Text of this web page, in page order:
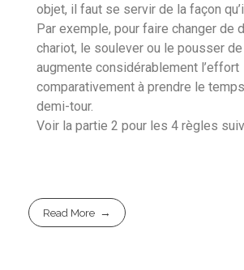
objet, il faut se servir de la façon
Par exemple, pour faire changer de
chariot, le soulever ou le pousser
augmente considérablement l’effort
comparativement à prendre le
demi-tour.
Voir la partie 2 pour les 4 règles
Read More